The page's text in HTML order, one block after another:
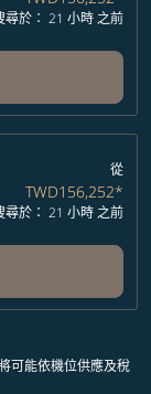
尋於： 21 小時 之前
從
TWD156,252*
尋於： 21 小時 之前
可能依機位供應及稅